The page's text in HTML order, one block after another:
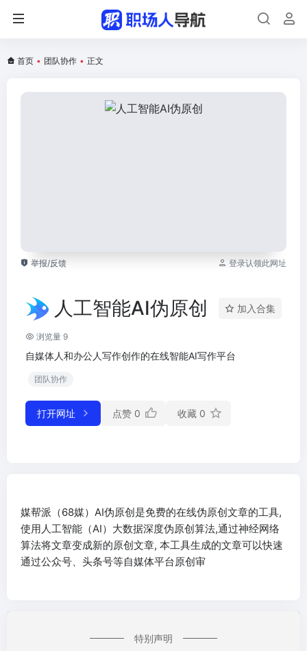
首页 • 团队协作 • 正文
举报/反馈 登录认领此网址
人工智能AI伪原创 加入合集
浏览量 9
自媒体人和办公人写作创作的在线智能AI写作平台
团队协作
打开网址 点赞 0 收藏 0
媒帮派（68媒）AI伪原创是免费的在线伪原创文章的工具,
使用人工智能（AI）大数据深度伪原创算法,通过神经网络
算法将文章变成新的原创文章, 本工具生成的文章可以快速
通过公众号、头条号等自媒体平台原创审
特别声明